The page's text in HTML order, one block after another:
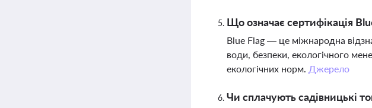
Що означає сертифікація
Blue Flag — це міжнародна
води, безпеки, екологічного
екологічних норм. Джерело
Чи сплачують садівницькі